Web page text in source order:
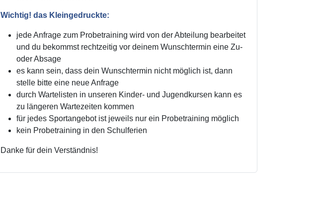
Wichtig! das Kleingedruckte:
jede Anfrage zum Probetraining wird von der Abteilung bearbeitet
und du bekommst rechtzeitig vor deinem Wunschtermin eine Zu-
oder Absage
es kann sein, dass dein Wunschtermin nicht möglich ist, dann
stelle bitte eine neue Anfrage
durch Wartelisten in unseren Kinder- und Jugendkursen kann es
zu längeren Wartezeiten kommen
für jedes Sportangebot ist jeweils nur ein Probetraining möglich
kein Probetraining in den Schulferien
Danke für dein Verständnis!